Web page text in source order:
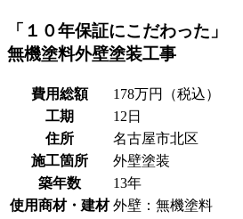
「１０年保証にこだわった」
無機塗料外壁塗装工事
費用総額
178万円（税込）
工期
12日
住所
名古屋市北区
施工箇所
外壁塗装
築年数
13年
使用商材・建材 外壁：無機塗料